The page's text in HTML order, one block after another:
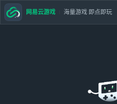
网易云游戏 海量游戏 即点即玩